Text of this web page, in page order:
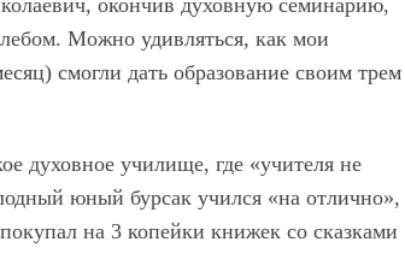
окончив духовную семинарию,
Можно удивляться, как мои
смогли дать образование своим трем
духовное училище, где «учителя не
юный бурсак учился «на отлично»,
на 3 копейки книжек со сказками